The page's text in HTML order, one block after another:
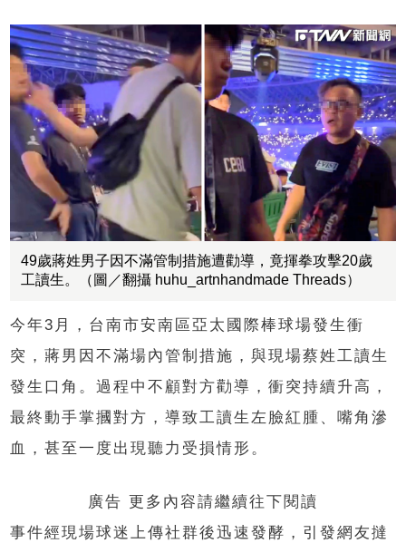
49歲蔣姓男子因不滿管制措施遭勸導，竟揮拳攻擊20歲
工讀生。（圖／翻攝 huhu_artnhandmade Threads）
今年3月，台南市安南區亞太國際棒球場發生衝
突，蔣男因不滿場內管制措施，與現場蔡姓工讀生
發生口角。過程中不顧對方勸導，衝突持續升高，
最終動手掌摑對方，導致工讀生左臉紅腫、嘴角滲
血，甚至一度出現聽力受損情形。
廣告 更多內容請繼續往下閱讀
事件經現場球迷上傳社群後迅速發酵，引發網友撻